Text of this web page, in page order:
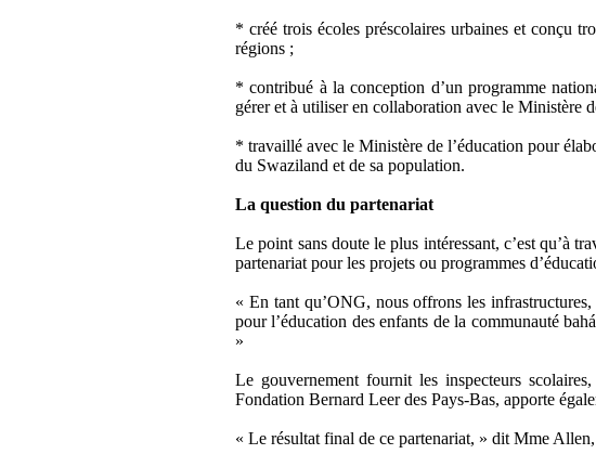
* créé trois écoles préscolaires urbaines et conçu
régions ;
* contribué à la conception d’un programme
gérer et à utiliser en collaboration avec le Ministère
* travaillé avec le Ministère de l’éducation pour
du Swaziland et de sa population.
La question du partenariat
Le point sans doute le plus intéressant, c’est qu’à
partenariat pour les projets ou programmes
« En tant qu’ONG, nous offrons les
pour l’éducation des enfants de la communauté
»
Le gouvernement fournit les inspecteurs
Fondation Bernard Leer des Pays-Bas, apporte
« Le résultat final de ce partenariat, » dit Mme